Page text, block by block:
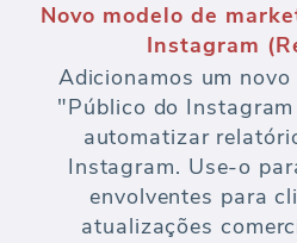
Novo modelo de
Instagram
Adicionamos um
"Público do
automatizar
Instagram. Use-o
envolventes para
atualizações